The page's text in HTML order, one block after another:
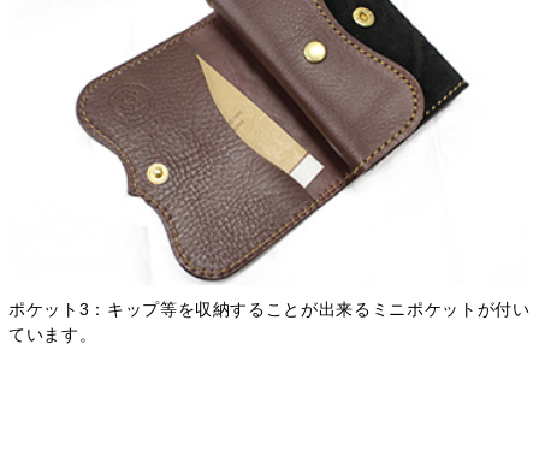
ポケット3：キップ等を収納することが出来るミニポケットが付い
ています。